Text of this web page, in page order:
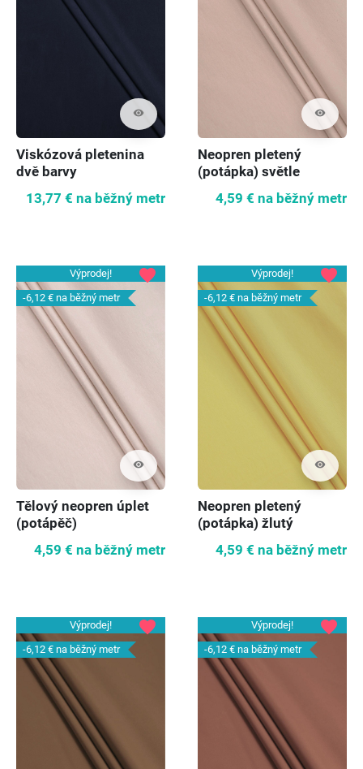
visibility
Viskózová pletenina
dvě barvy
13,77 € na běžný metr
visibility
Neopren pletený
(potápka) světle
4,59 € na běžný metr
Výprodej!
-6,12 € na běžný metr
visibility
favorite
Tělový neopren úplet
(potápěč)
4,59 € na běžný metr
Výprodej!
-6,12 € na běžný metr
visibility
favorite
Neopren pletený
(potápka) žlutý
4,59 € na běžný metr
Výprodej!
-6,12 € na běžný metr
favorite
Výprodej!
-6,12 € na běžný metr
favorite